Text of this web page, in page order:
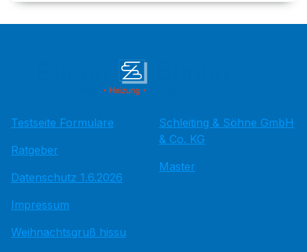
Testseite Formulare
Ratgeber
Datenschutz 1.6.2026
Impressum
Weihnachtsgruß hissu
Schleiting & Söhne GmbH
& Co. KG
Master